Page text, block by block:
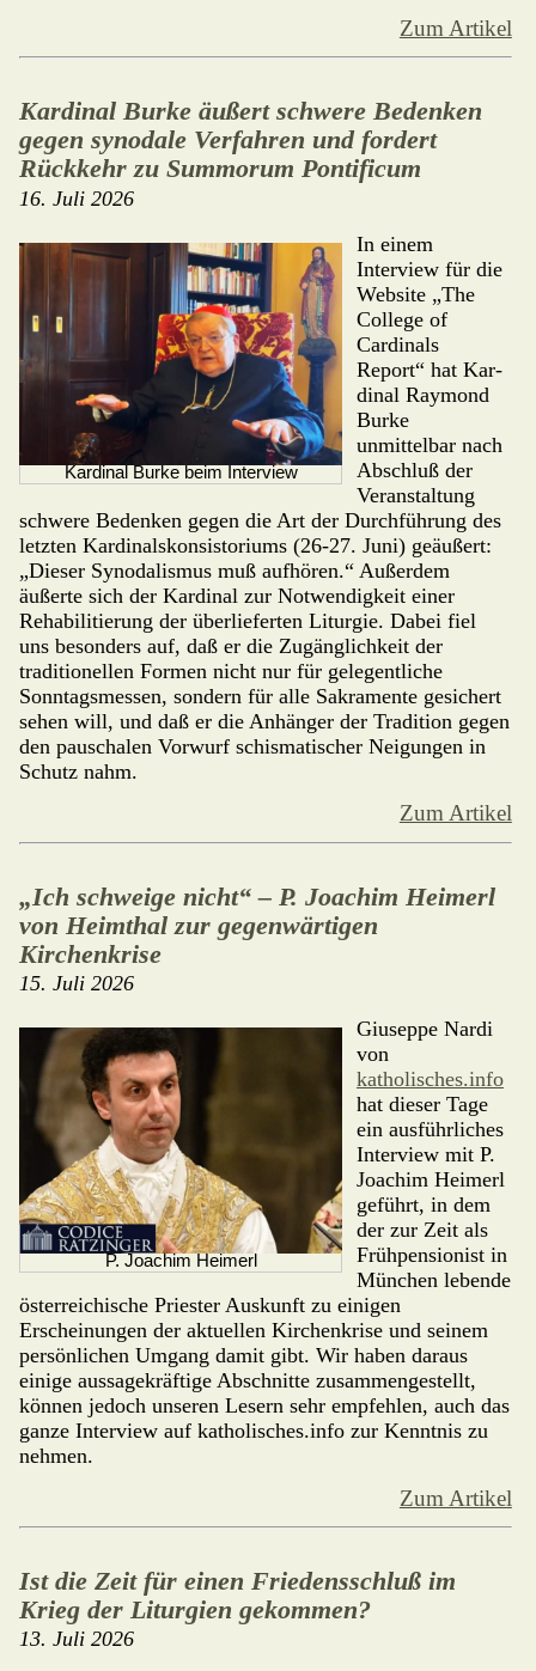
Zum Artikel
Kardinal Burke äußert schwere Bedenken
gegen synodale Verfahren und fordert
Rückkehr zu Summorum Pontificum
16. Juli 2026
Kardinal Burke beim Interview
In einem
Interview für die
Website „The
Col­lege of
Cardinals
Report“ hat Kar­
dinal Raymond
Burke
unmittelbar nach
Abschluß der
Veranstaltung
schwere Bedenken gegen die Art der Durchfüh­rung des
letzten Kardinals­kon­sistoriums (26-27. Juni) geäußert:
„Dieser Syno­dalis­mus muß aufhören.“ Außerdem
äußerte sich der Kardinal zur Notwendigkeit einer
Rehabi­li­tierung der überlieferten Liturgie. Dabei fiel
uns besonders auf, daß er die Zu­gäng­lichkeit der
traditionellen Formen nicht nur für gelegentliche
Sonntags­messen, sondern für alle Sakramente gesichert
sehen will, und daß er die Anhänger der Tradition gegen
den pauschalen Vorwurf schismatischer Neigungen in
Schutz nahm.
Zum Artikel
„Ich schweige nicht“ – P. Joachim Heimerl
von Heimthal zur gegenwärtigen
Kirchenkrise
15. Juli 2026
P. Joachim Heimerl
Giuseppe Nardi
von
katholisches.info
hat dieser Tage
ein ausführliches
Interview mit P.
Joachim Heimerl
geführt, in dem
der zur Zeit als
Frühpensionist in
Mün­chen lebende
österreichische Priester Auskunft zu einigen
Erscheinungen der aktuellen Kirchenkrise und seinem
persönlichen Umgang damit gibt. Wir haben daraus
einige aussagekräftige Abschnitte zusammengestellt,
kön­nen jedoch unseren Lesern sehr empfehlen, auch das
ganze Interview auf katholisches.info zur Kenntnis zu
nehmen.
Zum Artikel
Ist die Zeit für einen Friedensschluß im
Krieg der Liturgien gekommen?
13. Juli 2026